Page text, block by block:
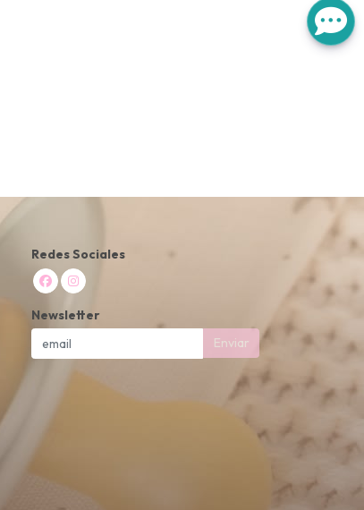
Redes Sociales
Newsletter
Enviar